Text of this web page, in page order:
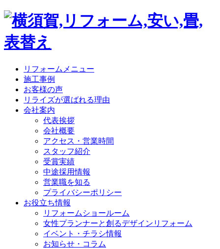
リフォームメニュー
施工事例
お客様の声
リライズが選ばれる理由
会社案内
代表挨拶
会社概要
アクセス・営業時間
スタッフ紹介
受賞実績
中途採用情報
営業職を知る
プライバシーポリシー
お役立ち情報
リフォームショールーム
女性プランナーと創るデザインリフォーム
イベント・チラシ情報
お知らせ・コラム